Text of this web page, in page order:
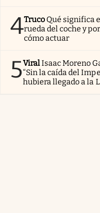
4Truco Qué significa
rueda del coche y
cómo actuar
5ViralIsaac Moreno
“Sin la caída del
hubiera llegado a la